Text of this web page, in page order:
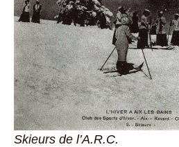
Skieurs de l’A.R.C.